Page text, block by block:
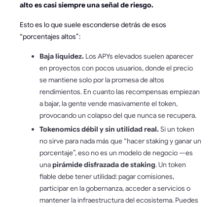
alto es casi siempre una señal de riesgo.
Esto es lo que suele esconderse detrás de esos
“porcentajes altos”:
Baja liquidez. Los APYs elevados suelen aparecer
en proyectos con pocos usuarios, donde el precio
se mantiene solo por la promesa de altos
rendimientos. En cuanto las recompensas empiezan
a bajar, la gente vende masivamente el token,
provocando un colapso del que nunca se recupera.
Tokenomics débil y sin utilidad real.Si un token
no sirve para nada más que “hacer staking y ganar un
porcentaje”, eso no es un modelo de negocio —es
unapirámide disfrazada de staking. Un token
fiable debe tener utilidad: pagar comisiones,
participar en la gobernanza, acceder a servicios o
mantener la infraestructura del ecosistema. Puedes